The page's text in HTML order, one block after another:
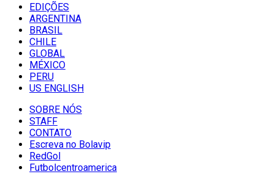
EDIÇÕES
ARGENTINA
BRASIL
CHILE
GLOBAL
MÉXICO
PERU
US ENGLISH
SOBRE NÓS
STAFF
CONTATO
Escreva no Bolavip
RedGol
Futbolcentroamerica